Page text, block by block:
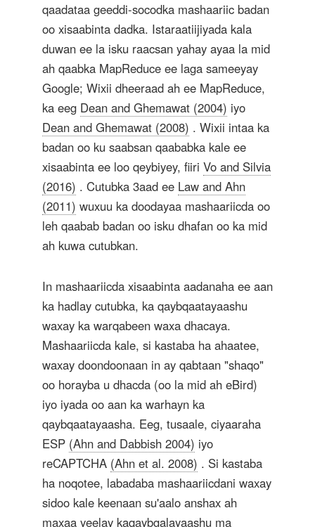
qaadataa geeddi-socodka mashaariic badan
oo xisaabinta dadka. Istaraatiijiyada kala
duwan ee la isku raacsan yahay ayaa la mid
ah qaabka MapReduce ee laga sameeyay
Google; Wixii dheeraad ah ee MapReduce,
ka eeg Dean and Ghemawat (2004) iyo
Dean and Ghemawat (2008) . Wixii intaa ka
badan oo ku saabsan qaababka kale ee
xisaabinta ee loo qeybiyey, fiiri Vo and Silvia
(2016) . Cutubka 3aad ee Law and Ahn
(2011) wuxuu ka doodayaa mashaariicda oo
leh qaabab badan oo isku dhafan oo ka mid
ah kuwa cutubkan.
In mashaariicda xisaabinta aadanaha ee aan
ka hadlay cutubka, ka qaybqaatayaashu
waxay ka warqabeen waxa dhacaya.
Mashaariicda kale, si kastaba ha ahaatee,
waxay doondoonaan in ay qabtaan "shaqo"
oo horayba u dhacda (oo la mid ah eBird)
iyo iyada oo aan ka warhayn ka
qaybqaatayaasha. Eeg, tusaale, ciyaaraha
ESP (Ahn and Dabbish 2004) iyo
reCAPTCHA (Ahn et al. 2008) . Si kastaba
ha noqotee, labadaba mashaariicdani waxay
sidoo kale keenaan su'aalo anshax ah
maxaa yeelay kaqaybgalayaashu ma